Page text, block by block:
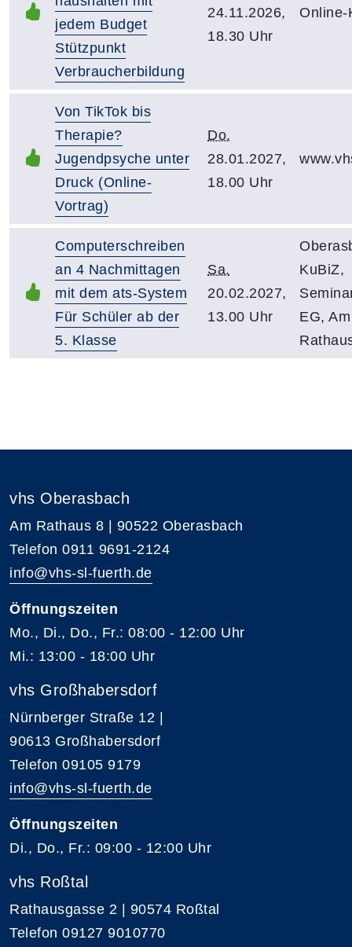
jedem Budget
Stützpunkt
Verbraucherbildung
24.11.2026,
18.30 Uhr
Online-
Von TikTok bis
Therapie?
Jugendpsyche unter
Druck (Online-
Vortrag)
Do.
28.01.2027,
18.00 Uhr
Computerschreiben
an 4 Nachmittagen
mit dem ats-System
Für Schüler ab der
5. Klasse
Sa.
20.02.2027,
13.00 Uhr
KuBiZ,
EG, Am
vhs Oberasbach
Am Rathaus 8 | 90522 Oberasbach
Telefon 0911 9691-2124
info@vhs-sl-fuerth.de
Öffnungszeiten
Mo., Di., Do., Fr.: 08:00 - 12:00 Uhr
Mi.: 13:00 - 18:00 Uhr
vhs Großhabersdorf
Nürnberger Straße 12 |
90613 Großhabersdorf
Telefon 09105 9179
info@vhs-sl-fuerth.de
Öffnungszeiten
Di., Do., Fr.: 09:00 - 12:00 Uhr
vhs Roßtal
Rathausgasse 2 | 90574 Roßtal
Telefon 09127 9010770